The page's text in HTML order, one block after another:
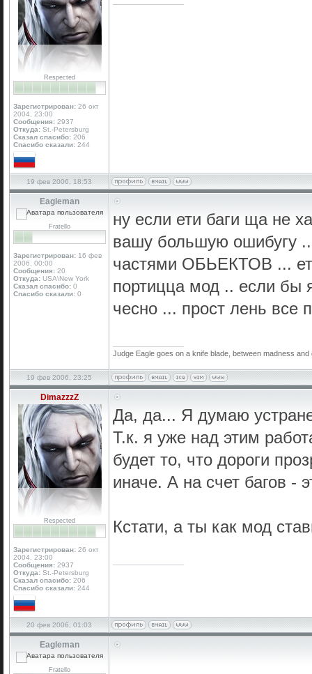
Respected
Зарегистрирован: 26 окт
2004, 23:00
Сообщения: 2937
Откуда: St.-Petersburg
Сказал спасибо: 206
Спасибо сказали: 244
19 фев 2006, 18:53
Eagleman
Fratello
Зарегистрирован: 16 фев
2006, 00:00
Сообщения: 20
Откуда: USA\New York
Сказал спасибо: 0
Спасибо сказали: 0
ну если ети баги ща не
вашу большую ошибугу
частями ОБЬЕКТОВ ...
портицца мод .. если бы
чесно ... прост лень все
Judge Eagle goes on a knife blade, between madness
19 фев 2006, 23:25
DimazzzZ
Respected
Зарегистрирован: 26 окт
2004, 23:00
Сообщения: 2937
Откуда: St.-Petersburg
Сказал спасибо: 206
Спасибо сказали: 244
Да, да... Я думаю
Т.к. я уже над этим
будет то, что дороги
иначе. А на счет багов -
Кстати, а ты как мод
20 фев 2006, 01:03
Eagleman
Fratello